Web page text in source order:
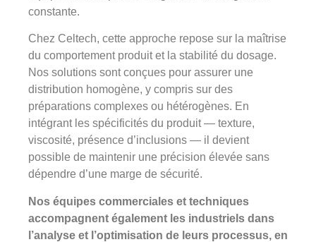
constante.
Chez Celtech, cette approche repose sur la maîtrise
du comportement produit et la stabilité du dosage.
Nos solutions sont conçues pour assurer une
distribution homogène, y compris sur des
préparations complexes ou hétérogènes. En
intégrant les spécificités du produit — texture,
viscosité, présence d’inclusions — il devient
possible de maintenir une précision élevée sans
dépendre d’une marge de sécurité.
Nos équipes commerciales et techniques
accompagnent également les industriels dans
l’analyse et l’optimisation de leurs processus, en